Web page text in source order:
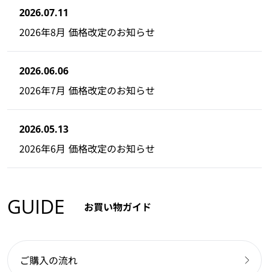
2026.07.11
2026年8月 価格改定のお知らせ
2026.06.06
2026年7月 価格改定のお知らせ
2026.05.13
2026年6月 価格改定のお知らせ
GUIDE お買い物ガイド
ご購入の流れ